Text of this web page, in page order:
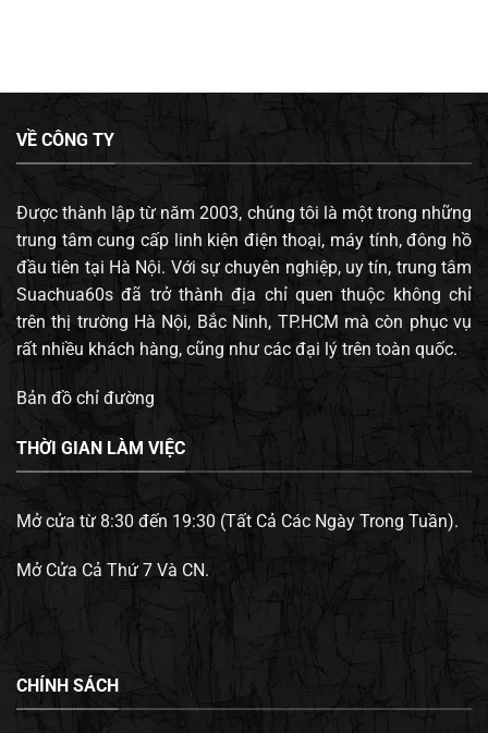
VỀ CÔNG TY
Được thành lập từ năm 2003, chúng tôi là một trong những
trung tâm cung cấp linh kiện điện thoại, máy tính, đông hồ
đầu tiên tại Hà Nội. Với sự chuyên nghiệp, uy tín, trung tâm
Suachua60s đã trở thành địa chỉ quen thuộc không chỉ
trên thị trường Hà Nội, Bắc Ninh, TP.HCM mà còn phục vụ
rất nhiều khách hàng, cũng như các đại lý trên toàn quốc.
Bản đồ chỉ đường
THỜI GIAN LÀM VIỆC
Mở cửa từ 8:30 đến 19:30 (Tất Cả Các Ngày Trong Tuần).
Mở Cửa Cả Thứ 7 Và CN.
CHÍNH SÁCH